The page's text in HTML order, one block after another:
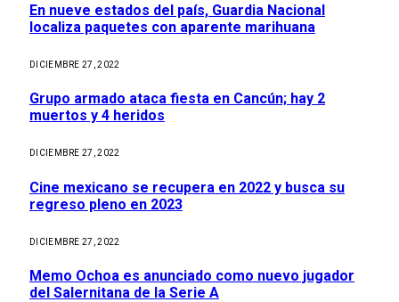
En nueve estados del país, Guardia Nacional
localiza paquetes con aparente marihuana
DICIEMBRE 27, 2022
Grupo armado ataca fiesta en Cancún; hay 2
muertos y 4 heridos
DICIEMBRE 27, 2022
Cine mexicano se recupera en 2022 y busca su
regreso pleno en 2023
DICIEMBRE 27, 2022
Memo Ochoa es anunciado como nuevo jugador
del Salernitana de la Serie A